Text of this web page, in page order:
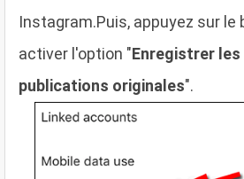
Instagram.Puis, appuyez sur le
activer l'option "Enregistrer
publications originales".